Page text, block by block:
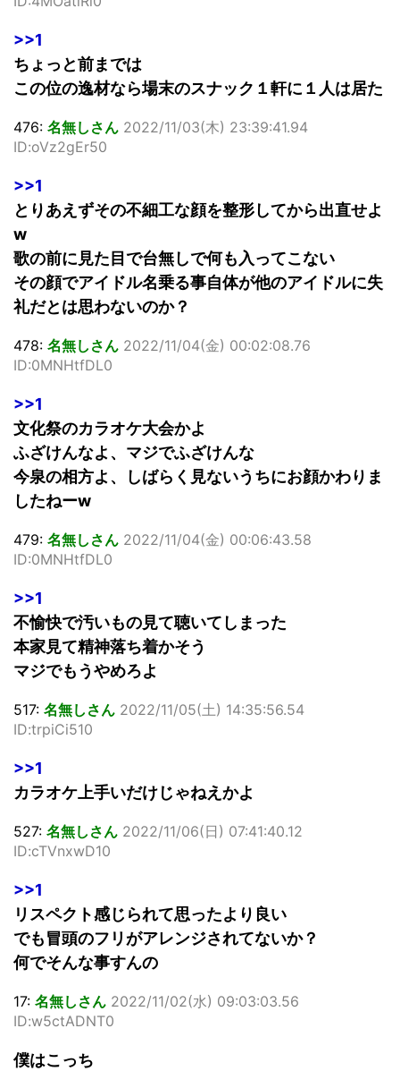
>>1
ちょっと前までは
この位の逸材なら場末のスナック１軒に１人は居た
476: 名無しさん 2022/11/03(木) 23:39:41.94
ID:oVz2gEr50
>>1
とりあえずその不細工な顔を整形してから出直せよ
w
歌の前に見た目で台無しで何も入ってこない
その顔でアイドル名乗る事自体が他のアイドルに失
礼だとは思わないのか？
478: 名無しさん 2022/11/04(金) 00:02:08.76
ID:0MNHtfDL0
>>1
文化祭のカラオケ大会かよ
ふざけんなよ、マジでふざけんな
今泉の相方よ、しばらく見ないうちにお顔かわりま
したねーw
479: 名無しさん 2022/11/04(金) 00:06:43.58
ID:0MNHtfDL0
>>1
不愉快で汚いもの見て聴いてしまった
本家見て精神落ち着かそう
マジでもうやめろよ
517: 名無しさん 2022/11/05(土) 14:35:56.54
ID:trpiCi510
>>1
カラオケ上手いだけじゃねえかよ
527: 名無しさん 2022/11/06(日) 07:41:40.12
ID:cTVnxwD10
>>1
リスペクト感じられて思ったより良い
でも冒頭のフリがアレンジされてないか？
何でそんな事すんの
17: 名無しさん 2022/11/02(水) 09:03:03.56
ID:w5ctADNT0
僕はこっち